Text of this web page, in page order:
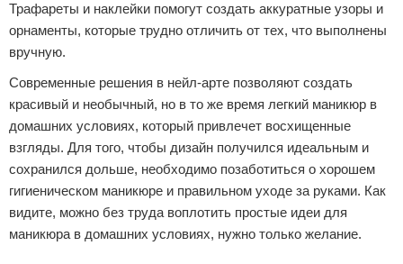
Трафареты и наклейки помогут создать аккуратные узоры и
орнаменты, которые трудно отличить от тех, что выполнены
вручную.
Современные решения в нейл-арте позволяют создать
красивый и необычный, но в то же время легкий маникюр в
домашних условиях, который привлечет восхищенные
взгляды. Для того, чтобы дизайн получился идеальным и
сохранился дольше, необходимо позаботиться о хорошем
гигиеническом маникюре и правильном уходе за руками. Как
видите, можно без труда воплотить простые идеи для
маникюра в домашних условиях, нужно только желание.